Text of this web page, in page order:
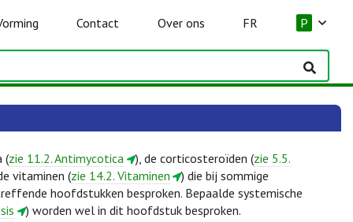
Contact Over ons FR P
(zie 11.2. Antimycotica ), de corticosteroïden (zie 5.5.
vitaminen (zie 14.2. Vitaminen
) die bij sommige
hoofdstukken besproken. Bepaalde systemische
) worden wel in dit hoofdstuk besproken.